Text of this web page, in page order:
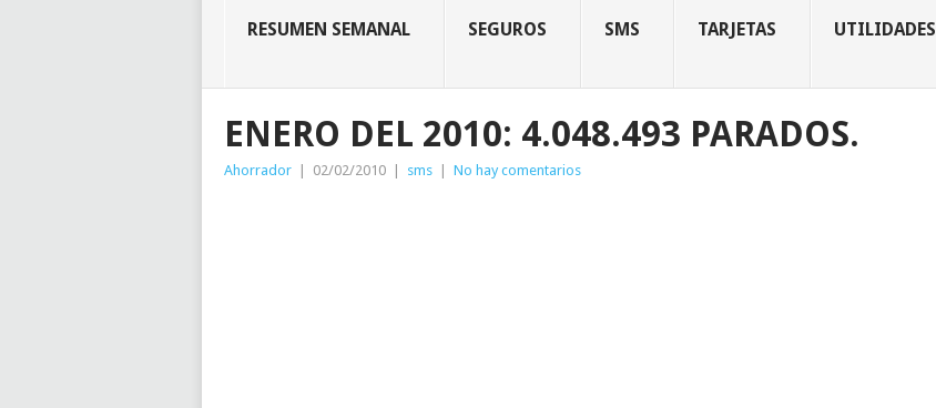
RESUMEN SEMANAL SEGUROS SMS TARJETAS UTILIDADES
ENERO DEL 2010: 4.048.493 PARADOS.
Ahorrador 02/02/2010 sms No hay comentarios